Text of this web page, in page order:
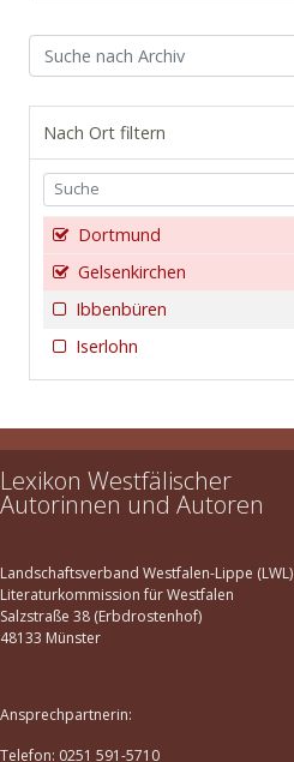
Nach Ort filtern
Dortmund
Gelsenkirchen
Ibbenbüren
Iserlohn
Lexikon Westfälischer
Autorinnen und Autoren
Landschaftsverband Westfalen-Lippe (LWL)
Literaturkommission für Westfalen
Salzstraße 38 (Erbdrostenhof)
48133 Münster
Ansprechpartnerin:
Telefon: 0251 591-5710